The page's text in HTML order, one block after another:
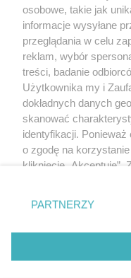
KATEGORIE
OGŁOSZENIA
WYDARZENIA
NA SKRÓTY
osobowe, takie jak
informacje wysyłane
przeglądania w celu
reklam, wybór
treści, badanie
Użytkownika my i
dokładnych danych
skanować
identyfikacji.
o zgodę na
kliknięcie „Akceptuję”.
prywatności
. Niektóre rodzaje
zgody użytkownika,
takiemu
zastosowania tylko na
PARTNERZY